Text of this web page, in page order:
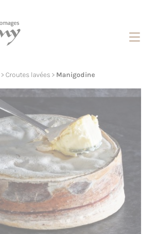
>Croutes lavées > Manigodine